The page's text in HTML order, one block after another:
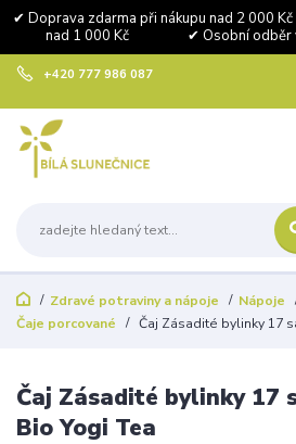
✔ Doprava zdarma při nákupu nad 2
nad 1 000 Kč ✔ Osobní odběr v
+420 777 986 087
Zdravé potraviny a nápoje Nápoje
Čaje porcované
Čaj Zásadité bylinky 17
Čaj Zásadité bylinky 17
Bio Yogi Tea